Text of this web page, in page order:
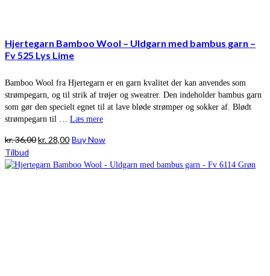
Hjertegarn Bamboo Wool – Uldgarn med bambus garn –
Fv 525 Lys Lime
Bamboo Wool fra Hjertegarn er en garn kvalitet der kan anvendes som
strømpegarn, og til strik af trøjer og sweatrer. Den indeholder bambus garn
som gør den specielt egnet til at lave bløde strømper og sokker af. Blødt
strømpegarn til … Læs mere
kr.36,00Den
pris
kr. 28,00Den
pris
Buy Now
Tilbud